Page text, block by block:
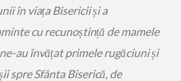
în viața Bisericiiși a
cu recunoștință de mamele
au învățat primele rugăciuniși
ii spre Sfânta Biserică, de